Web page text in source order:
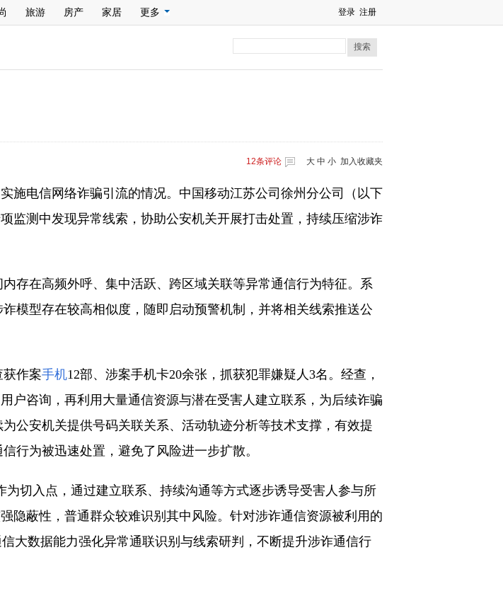
旅游 房产 家居 更多 登录 注册
搜索
大 中 小 加入收藏夹
12条评论
施电信网络诈骗引流的情况。中国移动江苏公司徐州分公司（以下
监测中发现异常线索，协助公安机关开展打击处置，持续压缩涉诈
存在高频外呼、集中活跃、跨区域关联等异常通信行为特征。系
模型存在较高相似度，随即启动预警机制，并将相关线索推送公
作案手机12部、涉案手机卡20余张，抓获犯罪嫌疑人3名。经查，
户咨询，再利用大量通信资源与潜在受害人建立联系，为后续诈骗
公安机关提供号码关联关系、活动轨迹分析等技术支撑，有效提
行为被迅速处置，避免了风险进一步扩散。
切入点，通过建立联系、持续沟通等方式逐步诱导受害人参与所
隐蔽性，普通群众较难识别其中风险。针对涉诈通信资源被利用的
大数据能力强化异常通联识别与线索研判，不断提升涉诈通信行